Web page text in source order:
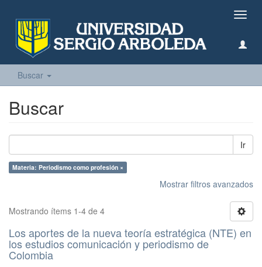
Buscar
Buscar
Ir
Materia: Periodismo como profesión ×
Mostrar filtros avanzados
Mostrando ítems 1-4 de 4
Los aportes de la nueva teoría estratégica (NTE) en
los estudios comunicación y periodismo de
Colombia